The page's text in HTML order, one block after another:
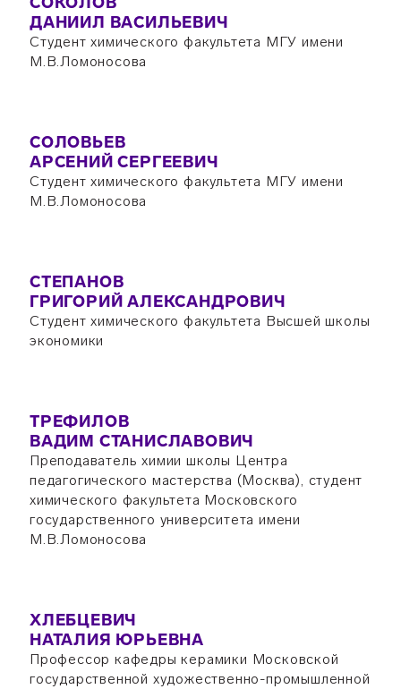
ДАНИИЛ ВАСИЛЬЕВИЧ
Студент химического факультета МГУ имени
М.В.Ломоносова
СОЛОВЬЕВ
АРСЕНИЙ СЕРГЕЕВИЧ
Студент химического факультета МГУ имени
М.В.Ломоносова
СТЕПАНОВ
ГРИГОРИЙ АЛЕКСАНДРОВИЧ
Студент химического факультета Высшей школы
экономики
ТРЕФИЛОВ
ВАДИМ СТАНИСЛАВОВИЧ
Преподаватель химии школы Центра
педагогического мастерства (Москва), студент
химического факультета Московского
государственного университета имени
М.В.Ломоносова
ХЛЕБЦЕВИЧ
НАТАЛИЯ ЮРЬЕВНА
Профессор кафедры керамики Московской
государственной художественно-промышленной